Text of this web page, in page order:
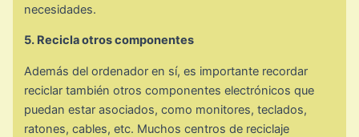
necesidades.
5. Recicla otros componentes
Además del ordenador en sí, es importante recordar
reciclar también otros componentes electrónicos que
puedan estar asociados, como monitores, teclados,
ratones, cables, etc. Muchos centros de reciclaje